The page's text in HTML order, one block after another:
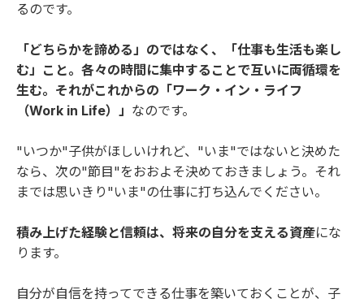
るのです。
「どちらかを諦める」のではなく、「仕事も生活も楽し
む」こと。各々の時間に集中することで互いに両循環を
生む。それがこれからの「ワーク・イン・ライフ
（Work in Life）」 なのです。
"いつか"子供がほしいけれど、"いま"ではないと決めた
なら、次の"節目"をおおよそ決めておきましょう。それ
までは思いきり"いま"の仕事に打ち込んでください。
積み上げた経験と信頼は、将来の自分を支える資産にな
ります。
自分が自信を持ってできる仕事を築いておくことが、子